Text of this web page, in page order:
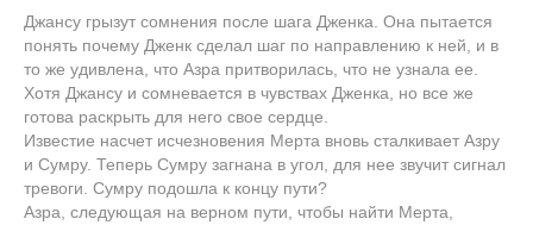
Джансу грызут сомнения после шага Дженка. Она пытается
понять почему Дженк сделал шаг по направлению к ней, и в
то же удивлена, что Азра притворилась, что не узнала ее.
Хотя Джансу и сомневается в чувствах Дженка, но все же
готова раскрыть для него свое сердце.
Известие насчет исчезновения Мерта вновь сталкивает Азру
и Сумру. Теперь Сумру загнана в угол, для нее звучит сигнал
тревоги. Сумру подошла к концу пути?
Азра, следующая на верном пути, чтобы найти Мерта,